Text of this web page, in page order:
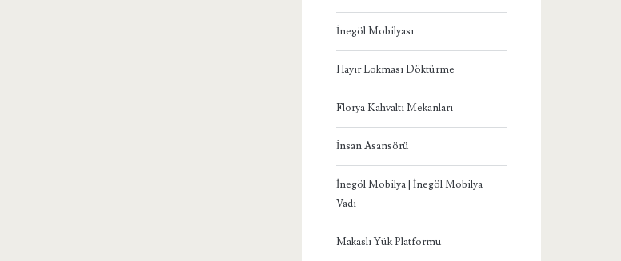
İnegöl Mobilyası
Hayır Lokması Döktürme
Florya Kahvaltı Mekanları
İnsan Asansörü
İnegöl Mobilya | İnegöl Mobilya
Vadi
Makaslı Yük Platformu